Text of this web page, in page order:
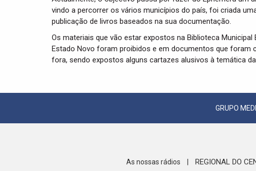
vindo a percorrer os vários municípios do país, foi criada
publicação de livros baseados na sua documentação.
Os materiais que vão estar expostos na Biblioteca
Estado Novo foram proibidos e em documentos que foram
fora, sendo expostos alguns cartazes alusivos à temática
GRUPO
As nossas rádios REGIONAL DO